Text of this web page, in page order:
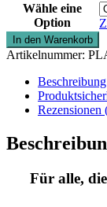
Wähle eine
Option
Qur’an-
Festigung
gelernter
Suren
In den Warenkorb
Artikelnummer:
Beschreibung
Rezensionen
Für alle,